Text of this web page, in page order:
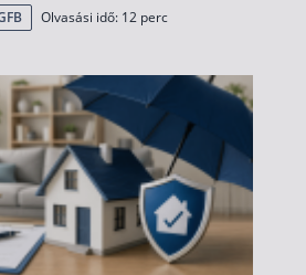
hitel
biztosítás (KGFB)
útmutató – Hogyan válassz?
Olvasási idő: 12 perc